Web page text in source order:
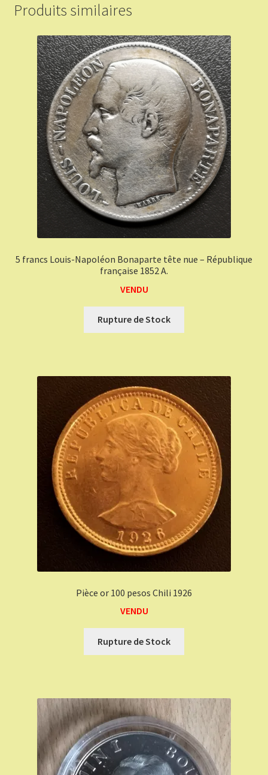
Produits similaires
5 francs Louis-Napoléon Bonaparte tête nue – République
française 1852 A.
VENDU
Rupture de Stock
Pièce or 100 pesos Chili 1926
VENDU
Rupture de Stock